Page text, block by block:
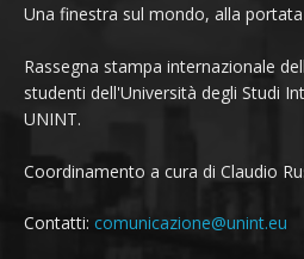
Una finestra sul mondo, alla
Rassegna stampa internazionale
studenti dell'Università degli Studi
UNINT.
Coordinamento a cura di Claudio
Contatti: comunicazione@unint.eu